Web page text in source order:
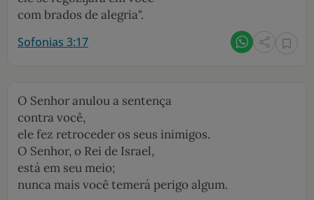
com brados de alegria".
Sofonias 3:17
O Senhor anulou a sentença
contra você,
ele fez retroceder os seus inimigos.
O Senhor, o Rei de Israel,
está em seu meio;
nunca mais você temerá perigo algum.